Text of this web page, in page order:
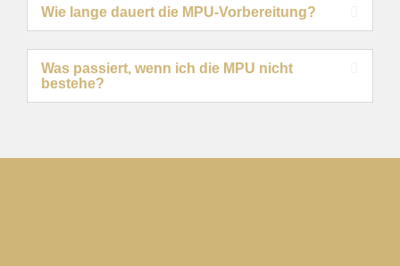
Wie lange dauert die MPU-Vorbereitung?
Was passiert, wenn ich die MPU nicht
bestehe?